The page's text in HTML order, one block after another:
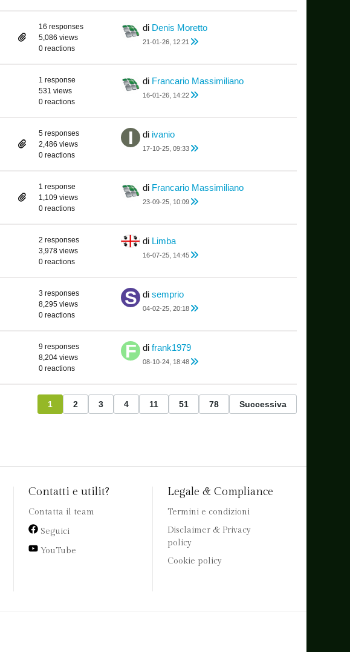
16 responses
5,086 views
0 reactions
di Denis Moretto
21-01-26, 12:21
1 response
531 views
0 reactions
di Francario Massimiliano
16-01-26, 14:22
5 responses
2,486 views
0 reactions
di ivanio
17-10-25, 09:33
1 response
1,109 views
0 reactions
di Francario Massimiliano
23-09-25, 10:09
2 responses
3,978 views
0 reactions
di Limba
16-07-25, 14:45
3 responses
8,295 views
0 reactions
di semprio
04-02-25, 20:18
9 responses
8,204 views
0 reactions
di frank1979
08-10-24, 18:48
1 2 3 4 11 51 78 Successiva
Contatti e utilit?
Contatta il team
Seguici
YouTube
Legale & Compliance
Termini e condizioni
Disclaimer & Privacy
policy
Cookie policy